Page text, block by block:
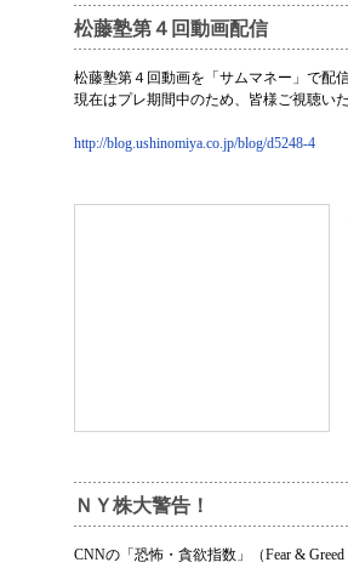
松藤塾第４回動画配信
松藤塾第４回動画を「サムマネー」で配
現在はプレ期間中のため、皆様ご視聴いた
http://blog.ushinomiya.co.jp/blog/d5248-4
ＮＹ株大警告！
CNNの「恐怖・貪欲指数」（Fear &